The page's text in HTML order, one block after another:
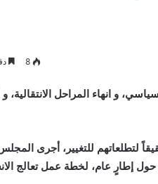
8
و انهاء المراحل الانتقالية،
لتطلعاتهم للتغيير، أجرى
إطارٍ عام، لخطة عمل تعالج